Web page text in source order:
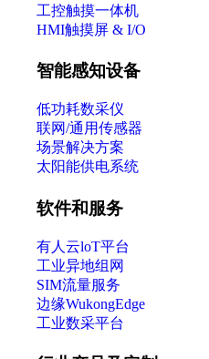
工控触摸一体机
HMI触摸屏 & I/O
智能感知设备
低功耗数采仪
联网/通用传感器
场景解决方案
太阳能供电系统
软件和服务
有人云loT平台
工业异地组网
SIM流量服务
边缘WukongEdge
工业数采平台